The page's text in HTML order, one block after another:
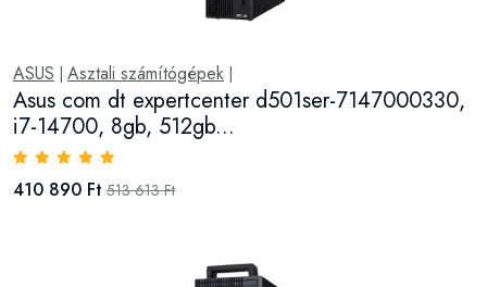
ASUS | Asztali számítógépek |
Asus com dt expertcenter d501ser-7147000330,
i7-14700, 8gb, 512gb...
410 890 Ft 513 613 Ft